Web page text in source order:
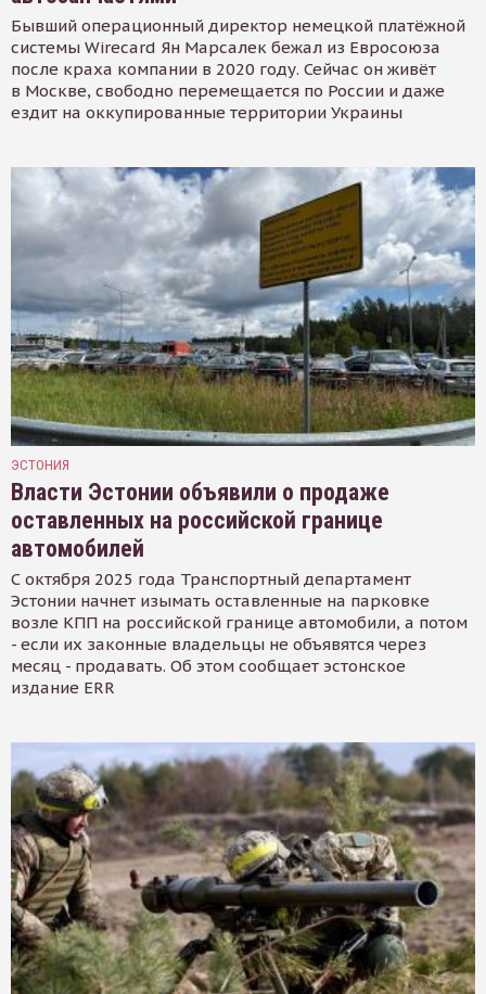
Бывший операционный директор немецкой платёжной
системы Wirecard Ян Марсалек бежал из Евросоюза
после краха компании в 2020 году. Сейчас он живёт
в Москве, свободно перемещается по России и даже
ездит на оккупированные территории Украины
ЭСТОНИЯ
Власти Эстонии объявили о продаже
оставленных на российской границе
автомобилей
С октября 2025 года Транспортный департамент
Эстонии начнет изымать оставленные на парковке
возле КПП на российской границе автомобили, а потом
- если их законные владельцы не объявятся через
месяц - продавать. Об этом сообщает эстонское
издание ERR